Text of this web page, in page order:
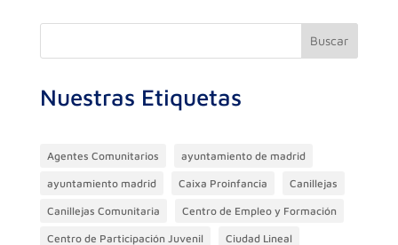
b
k
a A dI ar
Buscar
Nuestras Etiquetas
Agentes Comunitarios ayuntamiento de madrid
ayuntamiento madrid Caixa Proinfancia Canillejas
Canillejas Comunitaria Centro de Empleo y Formación
Centro de Participación Juvenil Ciudad Lineal